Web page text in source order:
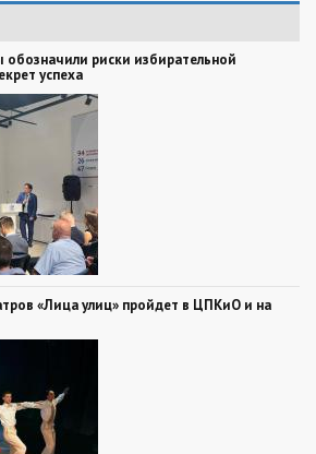
риски избирательной
успеха
«Лица улиц» пройдет в ЦПКиО и на